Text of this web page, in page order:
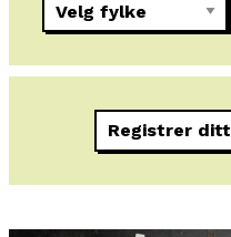
Registrer